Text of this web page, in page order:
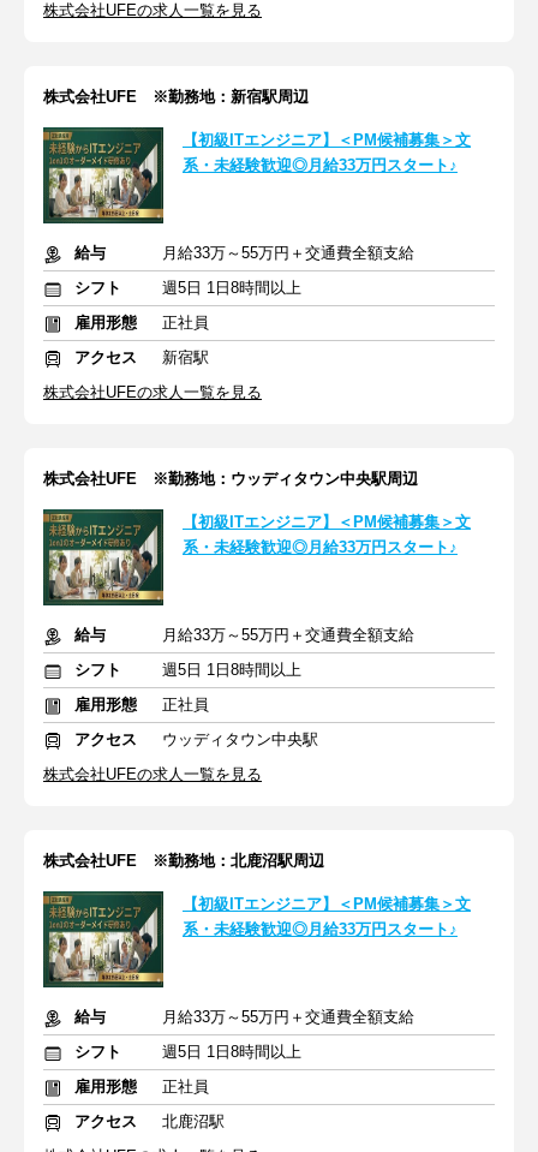
株式会社UFEの求人一覧を見る
株式会社UFE ※勤務地：新宿駅周辺
【初級ITエンジニア】＜PM候補募集＞文
系・未経験歓迎◎月給33万円スタート♪
給与
月給33万～55万円＋交通費全額支給
シフト
週5日 1日8時間以上
雇用形態
正社員
アクセス
新宿駅
株式会社UFEの求人一覧を見る
株式会社UFE ※勤務地：ウッディタウン中央駅周辺
【初級ITエンジニア】＜PM候補募集＞文
系・未経験歓迎◎月給33万円スタート♪
給与
月給33万～55万円＋交通費全額支給
シフト
週5日 1日8時間以上
雇用形態
正社員
アクセス
ウッディタウン中央駅
株式会社UFEの求人一覧を見る
株式会社UFE ※勤務地：北鹿沼駅周辺
【初級ITエンジニア】＜PM候補募集＞文
系・未経験歓迎◎月給33万円スタート♪
給与
月給33万～55万円＋交通費全額支給
シフト
週5日 1日8時間以上
雇用形態
正社員
アクセス
北鹿沼駅